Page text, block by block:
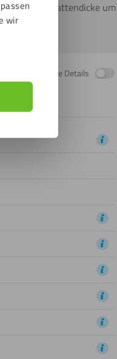
wir
dass die Plattendicke um
Zeige Details